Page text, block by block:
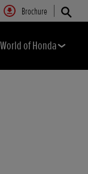
Brochure
World of Honda